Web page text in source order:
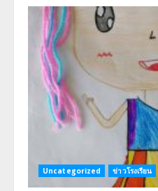
Uncategorized ข่าวโรงเรียน